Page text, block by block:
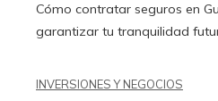
Cómo contratar seguros en
garantizar tu tranquilidad
INVERSIONES Y NEGOCIOS